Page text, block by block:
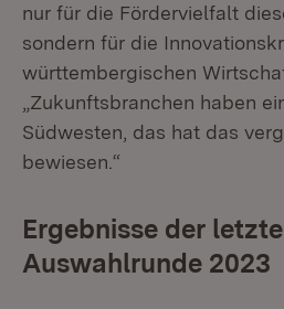
nur für die Fördervielfalt
sondern für die
württembergischen
„Zukunftsbranchen haben
Südwesten, das hat das
bewiesen.“
Ergebnisse der
Auswahlrunde 2023